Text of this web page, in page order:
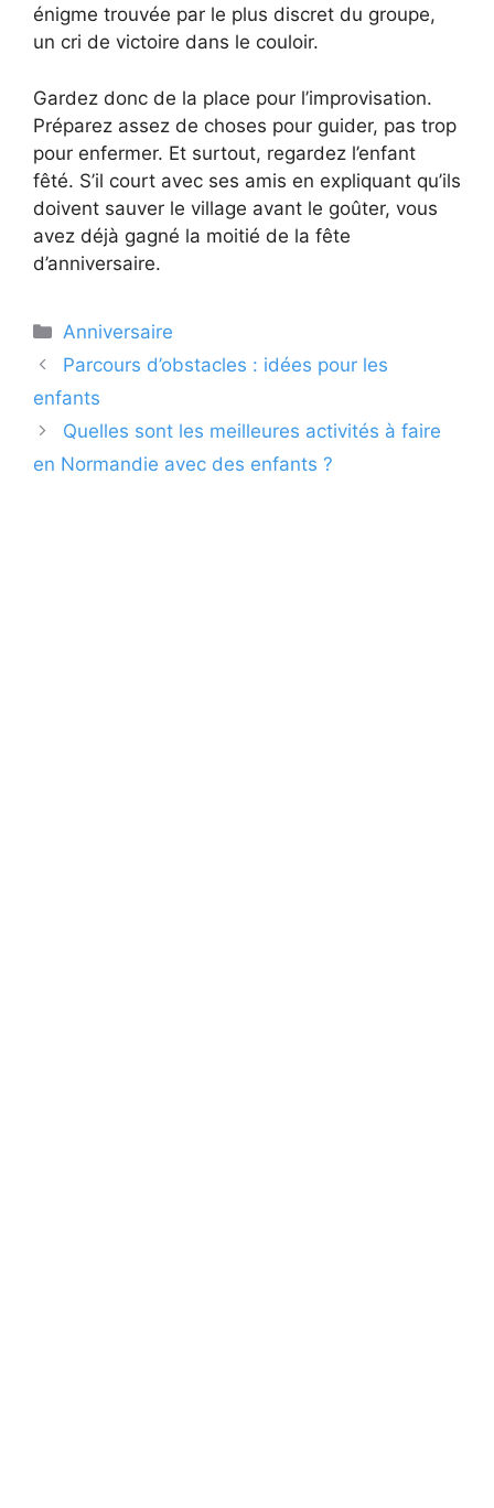
énigme trouvée par le plus discret du groupe,
un cri de victoire dans le couloir.
Gardez donc de la place pour l’improvisation.
Préparez assez de choses pour guider, pas trop
pour enfermer. Et surtout, regardez l’enfant
fêté. S’il court avec ses amis en expliquant qu’ils
doivent sauver le village avant le goûter, vous
avez déjà gagné la moitié de la fête
d’anniversaire.
Catégories
Anniversaire
Parcours d’obstacles : idées pour les
enfants
Quelles sont les meilleures activités à faire
en Normandie avec des enfants ?